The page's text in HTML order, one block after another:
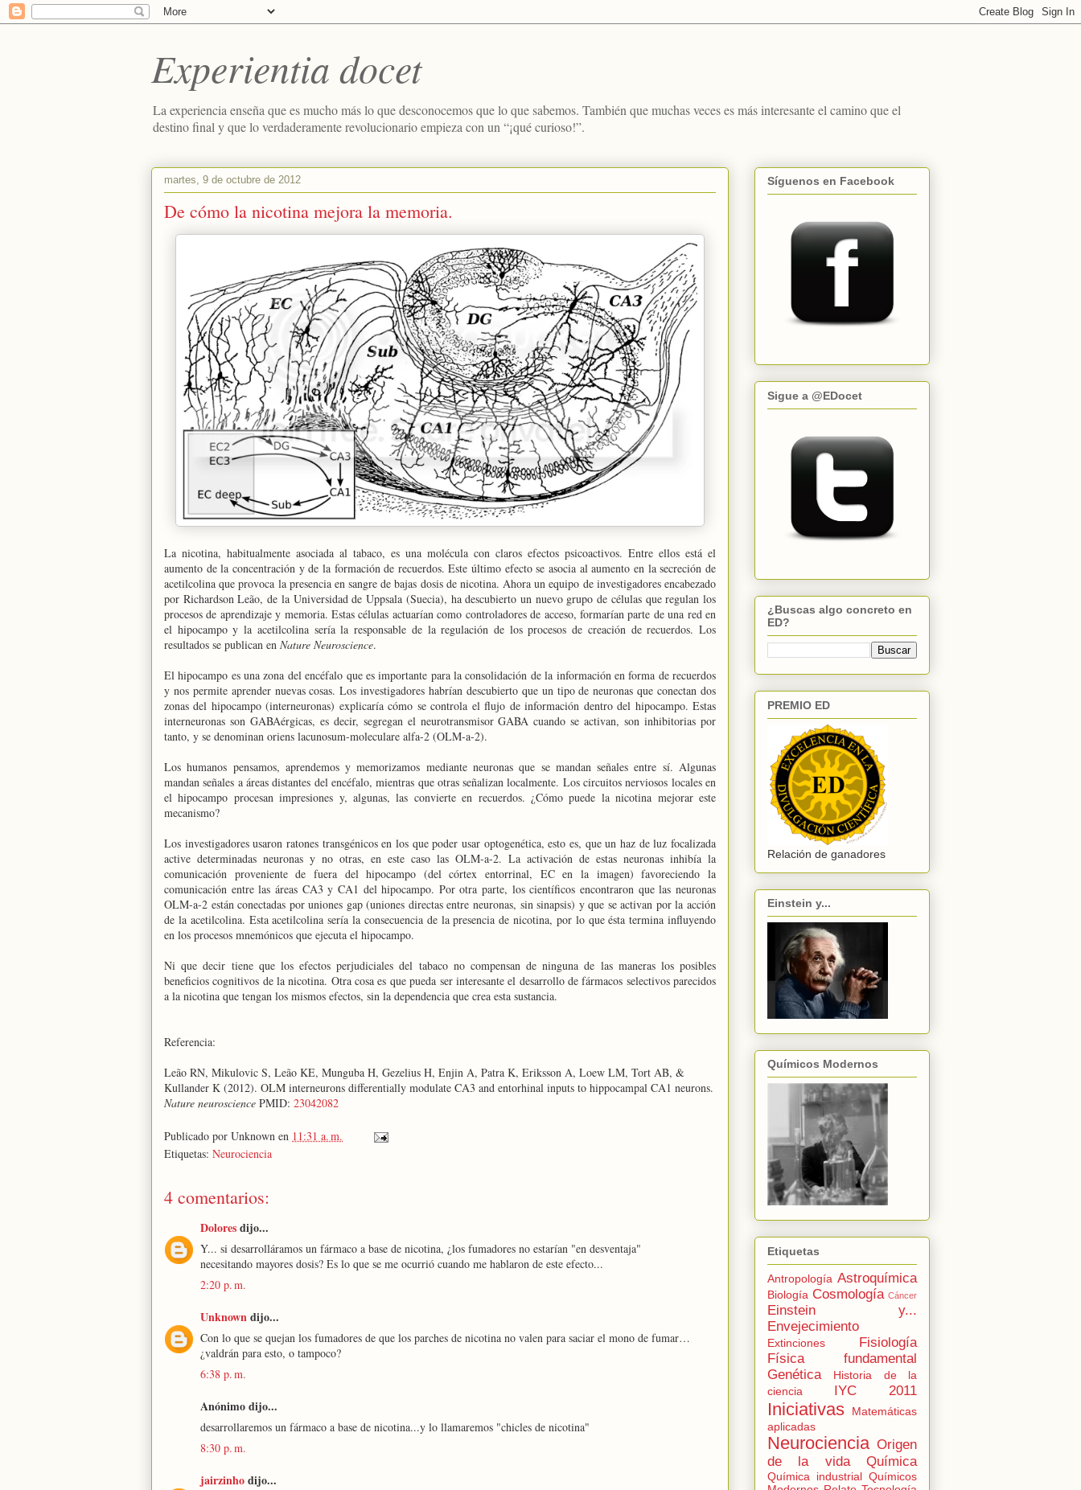
Experientia docet
La experiencia enseña que es mucho más lo que desconocemos que lo que sabemos. También que muchas veces es más interesante el camino que el
destino final y que lo verdaderamente revolucionario empieza con un “¡qué curioso!”.
martes, 9 de octubre de 2012
De cómo la nicotina mejora la memoria.
La nicotina, habitualmente asociada al tabaco, es una molécula con claros efectos psicoactivos. Entre ellos está el
aumento de la concentración y de la formación de recuerdos. Este último efecto se asocia al aumento en la secreción de
acetilcolina que provoca la presencia en sangre de bajas dosis de nicotina. Ahora un equipo de investigadores encabezado
por Richardson Leão, de la Universidad de Uppsala (Suecia), ha descubierto un nuevo grupo de células que regulan los
procesos de aprendizaje y memoria. Estas células actuarían como controladores de acceso, formarían parte de una red en
el hipocampo y la acetilcolina sería la responsable de la regulación de los procesos de creación de recuerdos. Los
resultados se publican en Nature Neuroscience.
El hipocampo es una zona del encéfalo que es importante para la consolidación de la información en forma de recuerdos
y nos permite aprender nuevas cosas. Los investigadores habrían descubierto que un tipo de neuronas que conectan dos
zonas del hipocampo (interneuronas) explicaría cómo se controla el flujo de información dentro del hipocampo. Estas
interneuronas son GABAérgicas, es decir, segregan el neurotransmisor GABA cuando se activan, son inhibitorias por
tanto, y se denominan oriens lacunosum-moleculare alfa-2 (OLM-a-2).
Los humanos pensamos, aprendemos y memorizamos mediante neuronas que se mandan señales entre sí. Algunas
mandan señales a áreas distantes del encéfalo, mientras que otras señalizan localmente. Los circuitos nerviosos locales en
el hipocampo procesan impresiones y, algunas, las convierte en recuerdos. ¿Cómo puede la nicotina mejorar este
mecanismo?
Los investigadores usaron ratones transgénicos en los que poder usar optogenética, esto es, que un haz de luz focalizada
active determinadas neuronas y no otras, en este caso las OLM-a-2. La activación de estas neuronas inhibía la
comunicación proveniente de fuera del hipocampo (del córtex entorrinal, EC en la imagen) favoreciendo la
comunicación entre las áreas CA3 y CA1 del hipocampo. Por otra parte, los científicos encontraron que las neuronas
OLM-a-2 están conectadas por uniones gap (uniones directas entre neuronas, sin sinapsis) y que se activan por la acción
de la acetilcolina. Esta acetilcolina sería la consecuencia de la presencia de nicotina, por lo que ésta termina influyendo
en los procesos mnemónicos que ejecuta el hipocampo.
Ni que decir tiene que los efectos perjudiciales del tabaco no compensan de ninguna de las maneras los posibles
beneficios cognitivos de la nicotina. Otra cosa es que pueda ser interesante el desarrollo de fármacos selectivos parecidos
a la nicotina que tengan los mismos efectos, sin la dependencia que crea esta sustancia.
Referencia:
Leão RN, Mikulovic S, Leão KE, Munguba H, Gezelius H, Enjin A, Patra K, Eriksson A, Loew LM, Tort AB, &
Kullander K (2012). OLM interneurons differentially modulate CA3 and entorhinal inputs to hippocampal CA1 neurons.
Nature neuroscience PMID: 23042082
Publicado por Unknown en 11:31 a. m.
Etiquetas: Neurociencia
4 comentarios:
Doloresdijo...
Y... si desarrolláramos un fármaco a base de nicotina, ¿los fumadores no estarían "en desventaja"
necesitando mayores dosis? Es lo que se me ocurrió cuando me hablaron de este efecto...
2:20 p. m.
Unknowndijo...
Con lo que se quejan los fumadores de que los parches de nicotina no valen para saciar el mono de fumar…
¿valdrán para esto, o tampoco?
6:38 p. m.
Anónimo dijo...
desarrollaremos un fármaco a base de nicotina...y lo llamaremos "chicles de nicotina"
8:30 p. m.
jairzinhodijo...
Síguenos en Facebook
Sigue a @EDocet
¿Buscas algo concreto en
ED?
PREMIO ED
Relación de ganadores
Einstein y...
Químicos Modernos
Etiquetas
Antropología Astroquímica
Biología Cosmología Cáncer
Einstein y...
Envejecimiento
Extinciones
Fisiología
Física fundamental
Genética
Historia de la
ciencia
IYC 2011
Iniciativas
Matemáticas
aplicadas
Neurociencia Origen
de la vida
Química
Química industrial Químicos